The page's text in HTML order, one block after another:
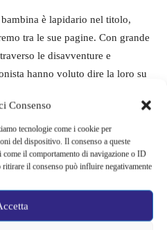
Consenso
tecnologie come i cookie per
del dispositivo. Il consenso a queste
come il comportamento di navigazione o ID
il consenso può influire negativamente
è lapidario nel titolo,
tra le sue pagine. Con grande
le disavventure e
hanno voluto dire la loro su
ci trasfigura, ci porta a
quasi mai. Le promesse
fatti quando studiavamo non
chiede continuamente sforzi
senza essere davvero felici o
il Paese Italia, non sembra fatto